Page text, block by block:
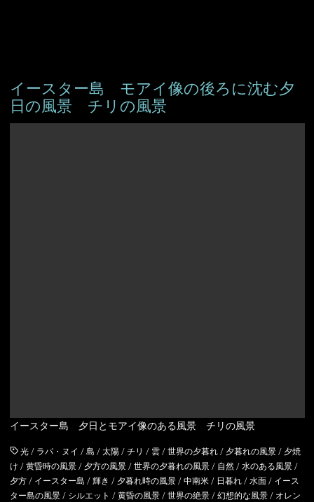
イースター島 モアイ像の後ろに沈む夕
日の風景 チリの風景
イースター島 夕日とモアイ像のある風景 チリの風景
光/ ラパ・ヌイ / 島 / 太陽/ チリ / 雲/ 世界の夕暮れ/ 夕暮れの風景/ 夕焼
け / 黄昏時の風景/ 夕方の風景/ 世界の夕暮れの風景/ 自然/ 水のある風景/
夕方/ イースター島 / 輝き / 夕暮れ時の風景/ 中南米/ 日暮れ/ 水面/ イース
ター島の風景/ シルエット / 黄昏の風景/ 世界の絶景/ 幻想的な風景/ オレン
イタリア